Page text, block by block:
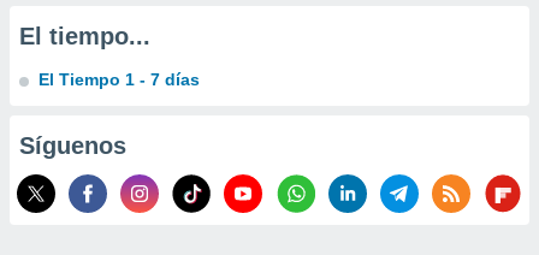
de
de
de
con el
El tiempo...
El Tiempo 1 - 7 días
Síguenos